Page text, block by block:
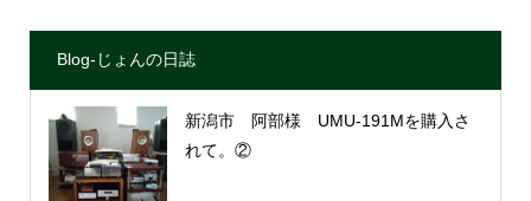
Blog-じょんの日誌
新潟市 阿部様 UMU-191Mを購入さ
れて。②